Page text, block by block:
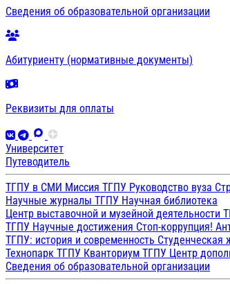
Сведения об образовательной организации
Абитуриенту (нормативные документы)
Реквизиты для оплаты
Университет
Путеводитель
ТГПУ в СМИ Миссия ТГПУ Руководство вуза
Научные журналы ТГПУ Научная библиотека
Центр выставочной и музейной деятельности
ТГПУ Научные достижения Стоп-коррупция!
ТГПУ: история и современность Студенческая
Технопарк ТГПУ Кванториум ТГПУ Центр
Сведения об образовательной организации